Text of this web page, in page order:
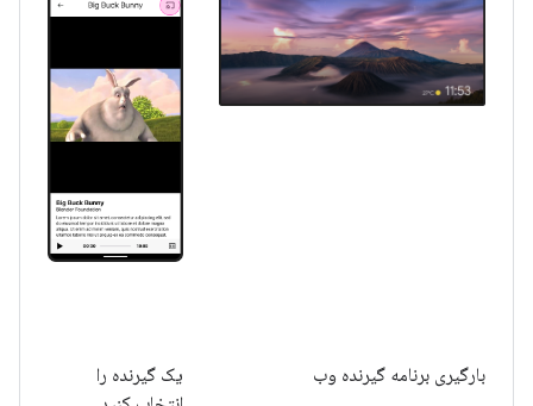
یک گیرنده را
بارگیری برنامه گیرنده وب